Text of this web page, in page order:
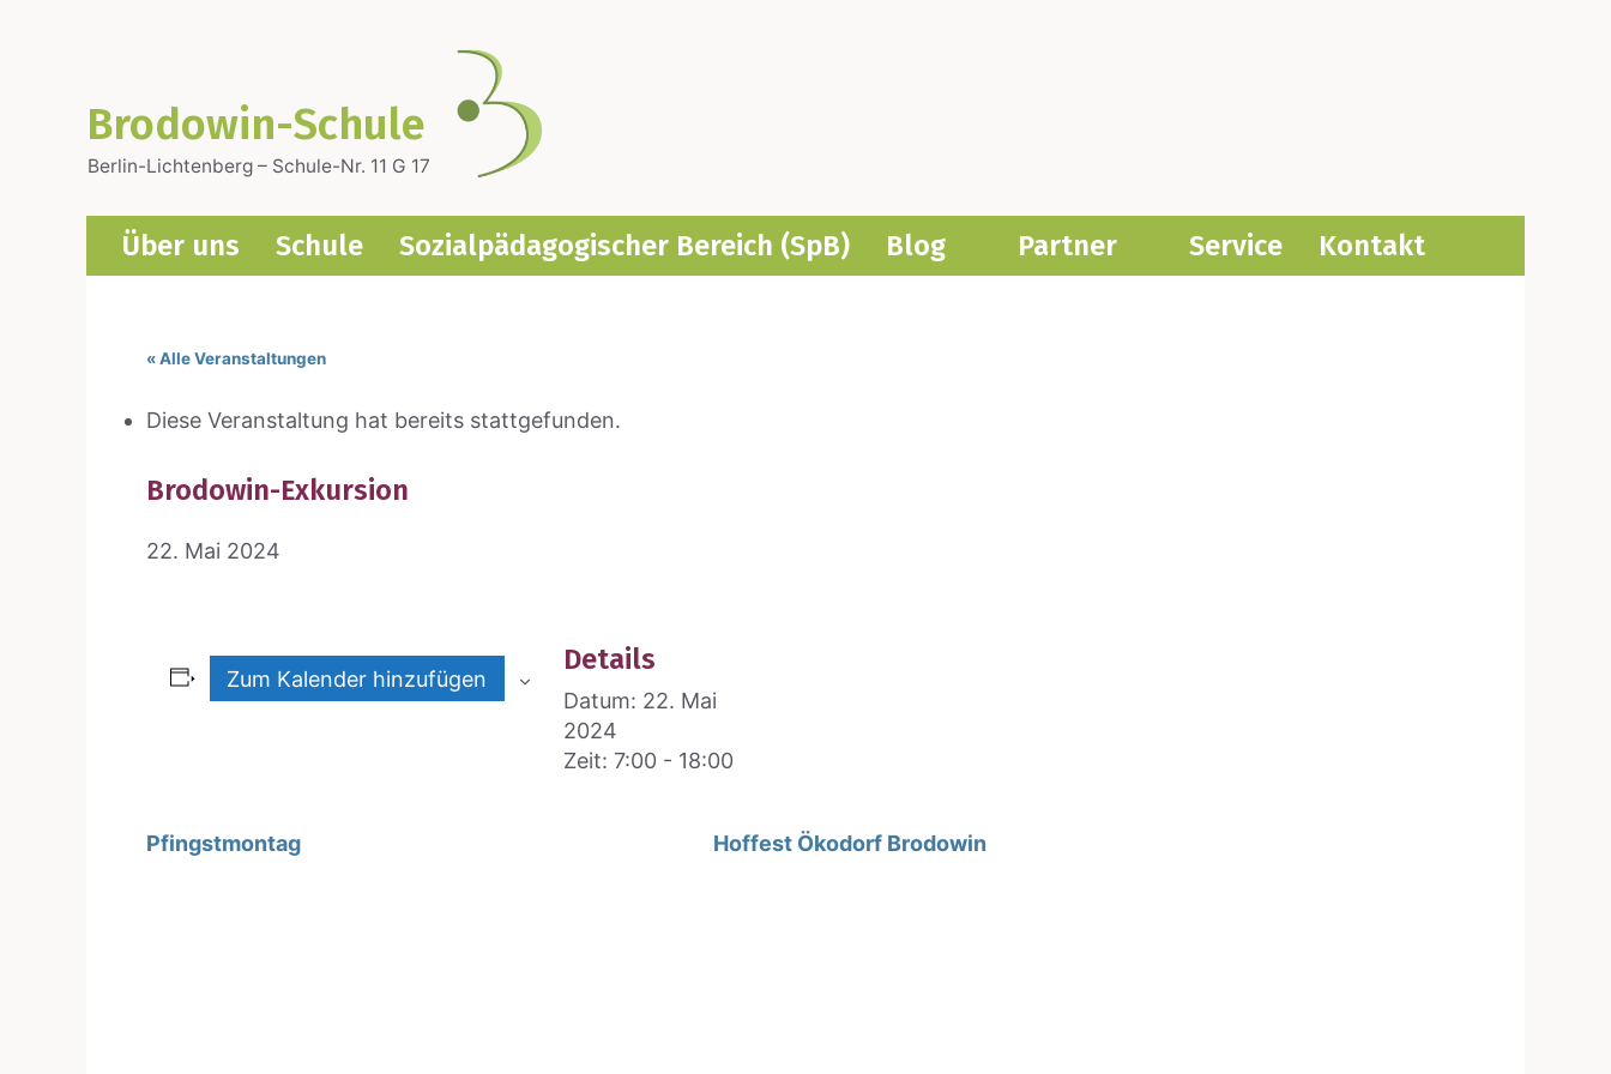
Brodowin-Schule
Berlin-Lichtenberg – Schule-Nr. 11 G 17
Über uns Schu­le Sozi­al­päd­ago­gi­scher Bereich (SpB) Blog Part­ner Ser­vice Kon­takt
« Alle Veranstaltungen
Diese Veranstaltung hat bereits stattgefunden.
Bro­do­win-Exkur­si­on
22. Mai 2024
Zum Kalender hinzufügen
Details
Datum: 22. Mai
2024
Zeit: 7:00 - 18:00
Pfingst­mon­tag Hof­fest Öko­dorf Bro­do­win